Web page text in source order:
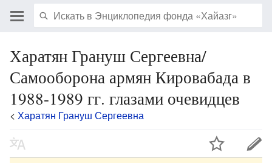
Харатян Грануш Сергеевна/
Самооборона армян Кировабада в
1988-1989 гг. глазами очевидцев
< Харатян Грануш Сергеевна